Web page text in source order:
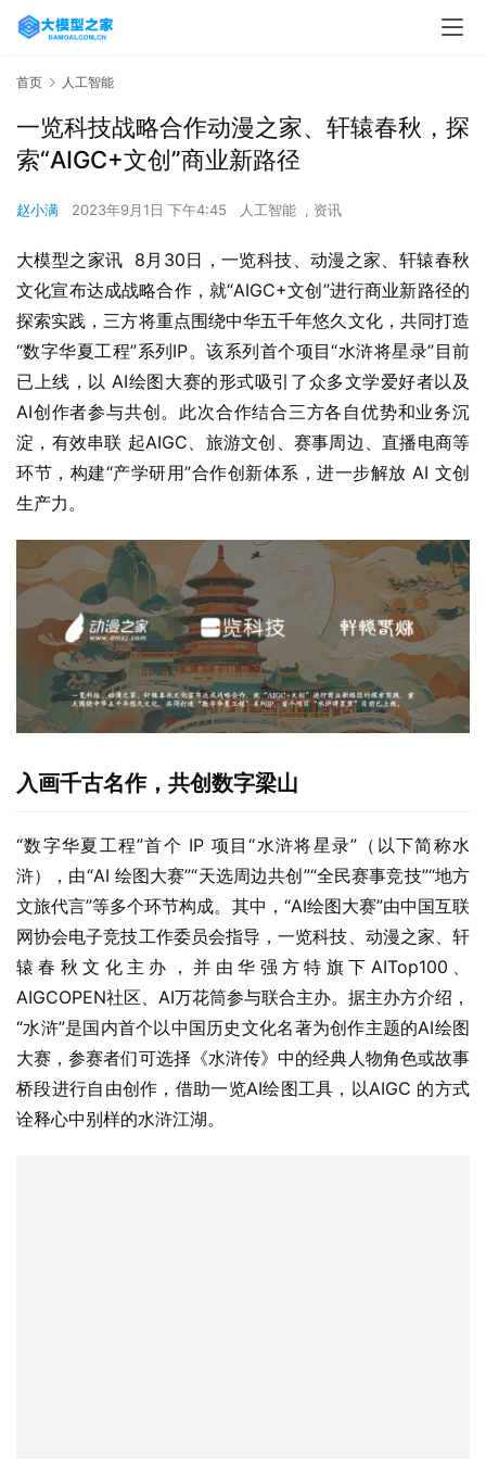
首页 人工智能
一览科技战略合作动漫之家、轩辕春秋，探
索“AIGC+文创”商业新路径
赵小满 2023年9月1日 下午4:45 人工智能 , 资讯
大模型之家讯  8月30日，一览科技、动漫之家、轩辕春秋
文化宣布达成战略合作，就“AIGC+文创”进行商业新路径的
探索实践，三方将重点围绕中华五千年悠久文化，共同打造
“数字华夏工程”系列IP。该系列首个项目“水浒将星录”目前
已上线，以 AI绘图大赛的形式吸引了众多文学爱好者以及
AI创作者参与共创。此次合作结合三方各自优势和业务沉
淀，有效串联 起AIGC、旅游文创、赛事周边、直播电商等
环节，构建“产学研用”合作创新体系，进一步解放 AI 文创
生产力。
入画千古名作，共创数字梁山
“数字华夏工程”首个 IP 项目“水浒将星录”（以下简称水
浒），由“AI 绘图大赛”“天选周边共创”“全民赛事竞技”“地方
文旅代言”等多个环节构成。其中，“AI绘图大赛”由中国互联
网协会电子竞技工作委员会指导，一览科技、动漫之家、轩
辕春秋文化主办，并由华强方特旗下AITop100、
AIGCOPEN社区、AI万花筒参与联合主办。据主办方介绍，
“水浒”是国内首个以中国历史文化名著为创作主题的AI绘图
大赛，参赛者们可选择《水浒传》中的经典人物角色或故事
桥段进行自由创作，借助一览AI绘图工具，以AIGC 的方式
诠释心中别样的水浒江湖。